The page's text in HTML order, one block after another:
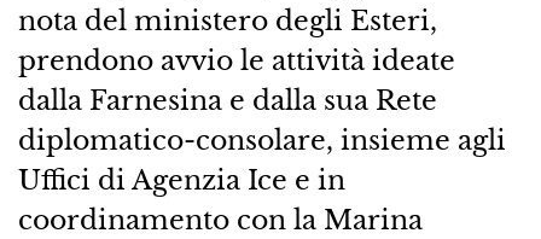
nota del ministero degli Esteri,
prendono avvio le attività ideate
dalla Farnesina e dalla sua Rete
diplomatico-consolare, insieme agli
Uffici di Agenzia Ice e in
coordinamento con la Marina